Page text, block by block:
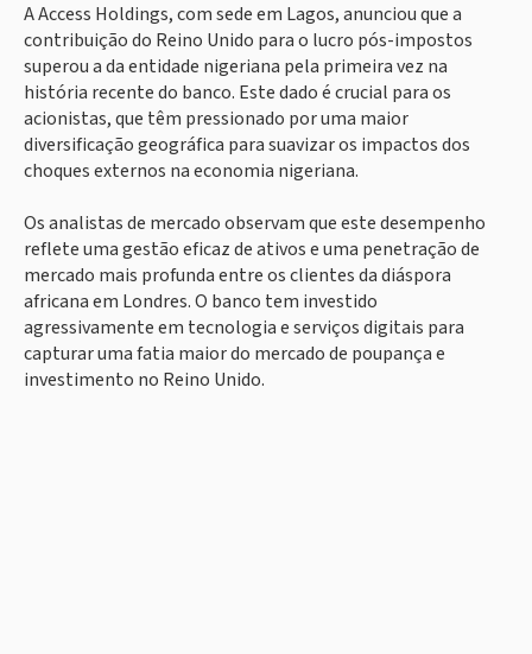
A Access Holdings, com sede em Lagos, anunciou que a
contribuição do Reino Unido para o lucro pós-impostos
superou a da entidade nigeriana pela primeira vez na
história recente do banco. Este dado é crucial para os
acionistas, que têm pressionado por uma maior
diversificação geográfica para suavizar os impactos dos
choques externos na economia nigeriana.
Os analistas de mercado observam que este desempenho
reflete uma gestão eficaz de ativos e uma penetração de
mercado mais profunda entre os clientes da diáspora
africana em Londres. O banco tem investido
agressivamente em tecnologia e serviços digitais para
capturar uma fatia maior do mercado de poupança e
investimento no Reino Unido.